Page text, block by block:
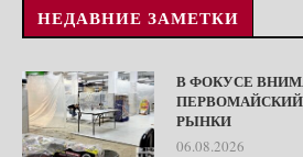
НЕДАВНИЕ ЗАМЕТКИ
В ФОКУСЕ
РЫНКИ
06.08.2026